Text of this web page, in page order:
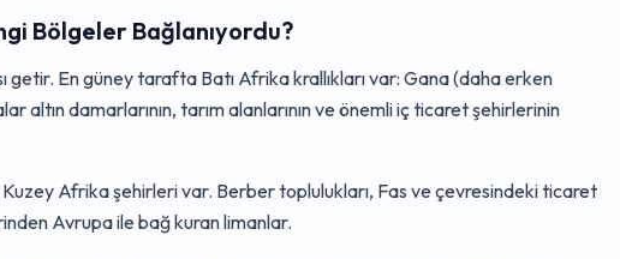
Bölgeler Bağlanıyordu?
En güney tarafta Batı Afrika krallıkları var: Gana (daha erken
altın damarlarının, tarım alanlarının ve önemli iç ticaret şehirlerinin
Kuzey Afrika şehirleri var. Berber toplulukları, Fas ve çevresindeki ticaret
Avrupa ile bağ kuran limanlar.